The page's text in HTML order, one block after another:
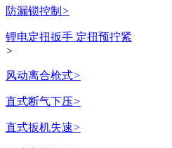
防漏锁控制 >
锂电定扭扳手 定扭预拧紧
>
风动离合枪式>
直式断气下压>
直式扳机失速>